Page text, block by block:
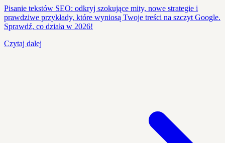
Pisanie tekstów SEO: odkryj szokujące mity, nowe strategie i
prawdziwe przykłady, które wyniosą Twoje treści na szczyt Google.
Sprawdź, co działa w 2026!
Czytaj dalej